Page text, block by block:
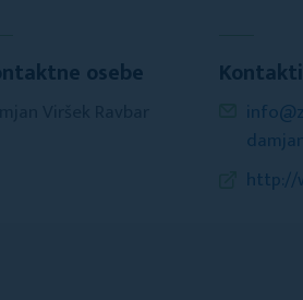
osebe Kontakti
http://